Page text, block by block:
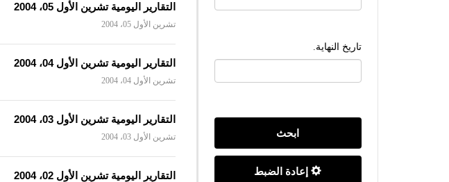
التقارير اليومية تشرين الأول 05، 2004
تشرين الأول 05، 2004
التقارير اليومية تشرين الأول 04، 2004
تشرين الأول 04، 2004
التقارير اليومية تشرين الأول 03، 2004
تشرين الأول 03، 2004
التقارير اليومية تشرين الأول 02، 2004
تاريخ النهاية.
ابحث
إعادة الضبط